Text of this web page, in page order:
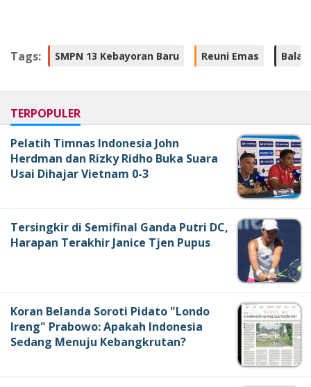
Tags: SMPN 13 Kebayoran Baru Reuni Emas Balai
TERPOPULER
Pelatih Timnas Indonesia John
Herdman dan Rizky Ridho Buka Suara
Usai Dihajar Vietnam 0-3
Tersingkir di Semifinal Ganda Putri DC,
Harapan Terakhir Janice Tjen Pupus
Koran Belanda Soroti Pidato "Londo
Ireng" Prabowo: Apakah Indonesia
Sedang Menuju Kebangkrutan?